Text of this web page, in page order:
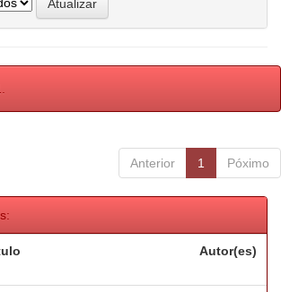
Anterior 1 Póximo
Autor(es)